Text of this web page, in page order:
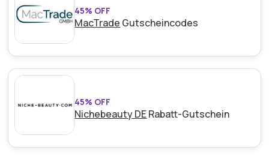
45% OFF
MacTrade Gutscheincodes
45% OFF
Nichebeauty DERabatt-Gutschein